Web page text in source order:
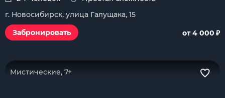
г. Новосибирск, улица Галущака, 15
Забронировать
от 4 000 ₽
Мистические, 7+